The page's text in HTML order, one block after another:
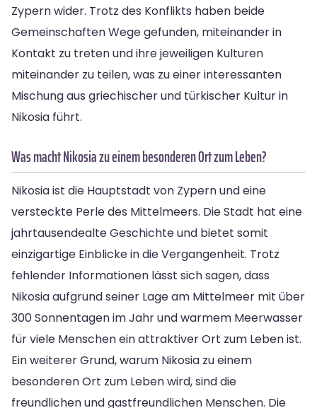
Zypern wider. Trotz des Konflikts haben beide
Gemeinschaften Wege gefunden, miteinander in
Kontakt zu treten und ihre jeweiligen Kulturen
miteinander zu teilen, was zu einer interessanten
Mischung aus griechischer und türkischer Kultur in
Nikosia führt.
Was macht Nikosia zu einem besonderen Ort zum Leben?
Nikosia ist die Hauptstadt von Zypern und eine
versteckte Perle des Mittelmeers. Die Stadt hat eine
jahrtausendealte Geschichte und bietet somit
einzigartige Einblicke in die Vergangenheit. Trotz
fehlender Informationen lässt sich sagen, dass
Nikosia aufgrund seiner Lage am Mittelmeer mit über
300 Sonnentagen im Jahr und warmem Meerwasser
für viele Menschen ein attraktiver Ort zum Leben ist.
Ein weiterer Grund, warum Nikosia zu einem
besonderen Ort zum Leben wird, sind die
freundlichen und gastfreundlichen Menschen. Die